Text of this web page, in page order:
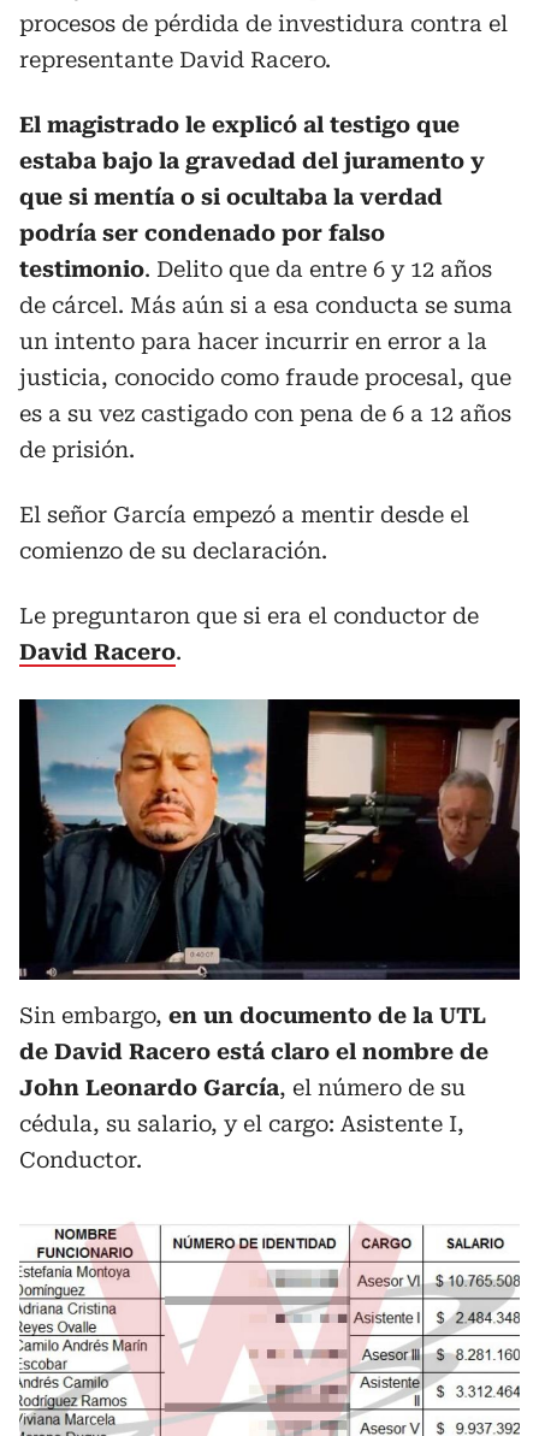
procesos de pérdida de investidura contra el
representante David Racero.
El magistrado le explicó al testigo que
estaba bajo la gravedad del juramento y
que si mentía o si ocultaba la verdad
podría ser condenado por falso
testimonio. Delito que da entre 6 y 12 años
de cárcel. Más aún si a esa conducta se suma
un intento para hacer incurrir en error a la
justicia, conocido como fraude procesal, que
es a su vez castigado con pena de 6 a 12 años
de prisión.
El señor García empezó a mentir desde el
comienzo de su declaración.
Le preguntaron que si era el conductor de
David Racero.
Sin embargo, en un documento de la UTL
de David Racero está claro el nombre de
John Leonardo García, el número de su
cédula, su salario, y el cargo: Asistente I,
Conductor.